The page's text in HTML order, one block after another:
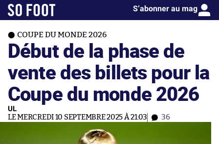
S’abonner au mag
COUPE DU MONDE 2026
Début de la phase de
vente des billets pour la
Coupe du monde 2026
UL
LE MERCREDI 10 SEPTEMBRE 2025 À 21:03 36